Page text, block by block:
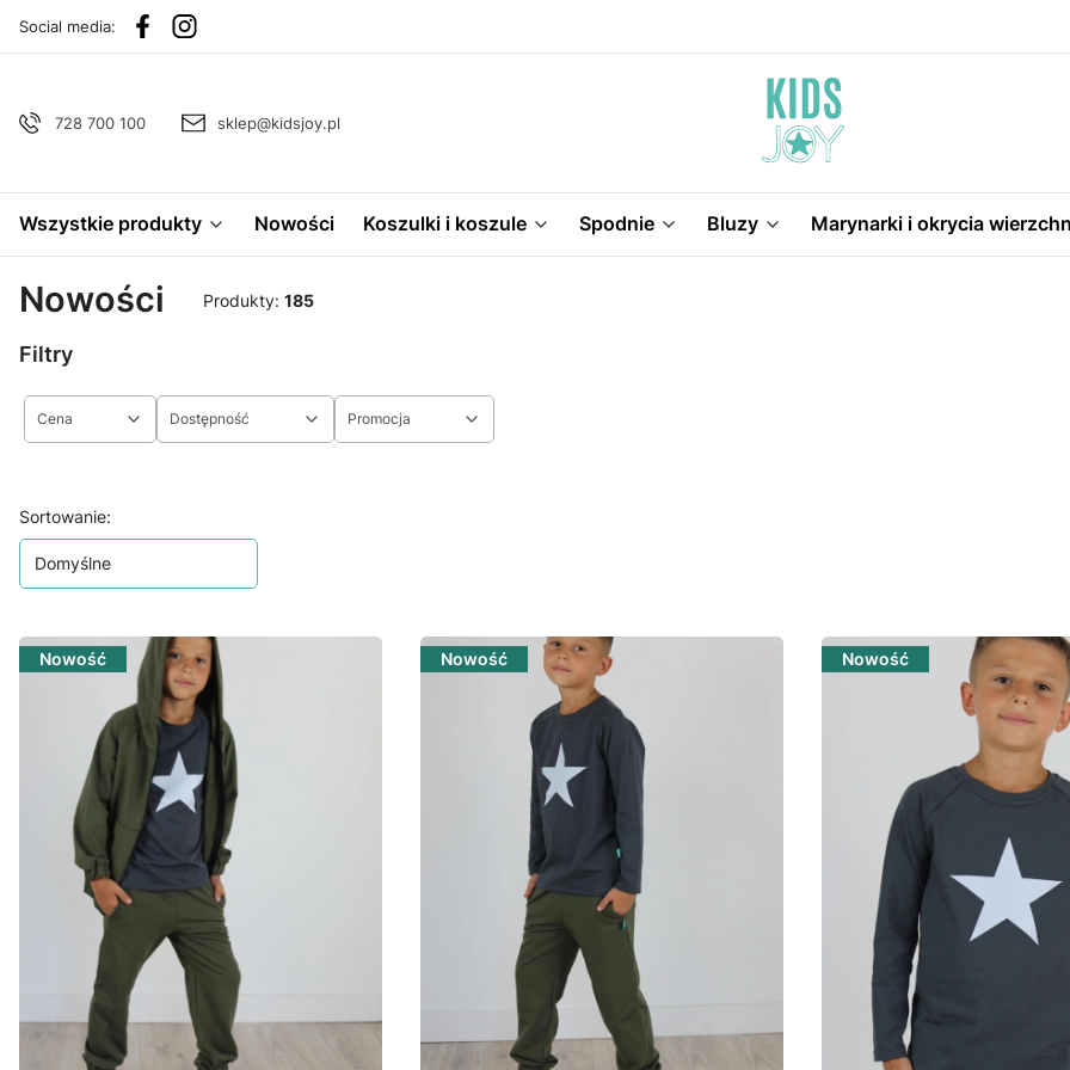
Social media:
728 700 100 sklep@kidsjoy.pl
Wszystkie produkty Nowości Koszulki i koszule Spodnie Bluzy Marynarki i okrycia
Nowości Produkty: 185
Filtry
Cena Dostępność Promocja
Lista produktów
Sortowanie:
Domyślne
Nowość Nowość Nowość